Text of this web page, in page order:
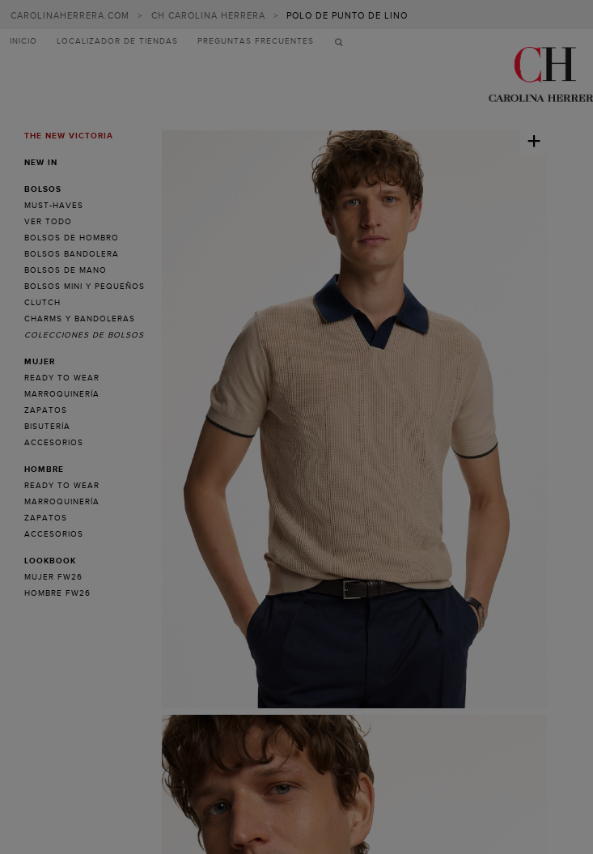
CAROLINAHERRERA.COM > CH CAROLINA HERRERA > POLO DE PUNTO DE LINO
INICIO LOCALIZADOR DE TIENDAS PREGUNTAS FRECUENTES
MENUTHE NEW VICTORIA
NEW IN
BOLSOS
MUST-HAVES
VER TODO
BOLSOS DE HOMBRO
BOLSOS BANDOLERA
BOLSOS DE MANO
BOLSOS MINI Y PEQUEÑOS
CLUTCH
CHARMS Y BANDOLERAS
COLECCIONES DE BOLSOS
MUJER
READY TO WEAR
MARROQUINERÍA
ZAPATOS
BISUTERÍA
ACCESORIOS
HOMBRE
READY TO WEAR
MARROQUINERÍA
ZAPATOS
ACCESORIOS
LOOKBOOK
MUJER FW26
HOMBRE FW26
+